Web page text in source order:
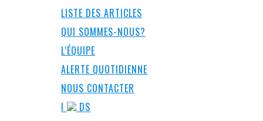
LISTE DES ARTICLES
QUI SOMMES-NOUS?
L’ÉQUIPE
ALERTE QUOTIDIENNE
NOUS CONTACTER
I
DS